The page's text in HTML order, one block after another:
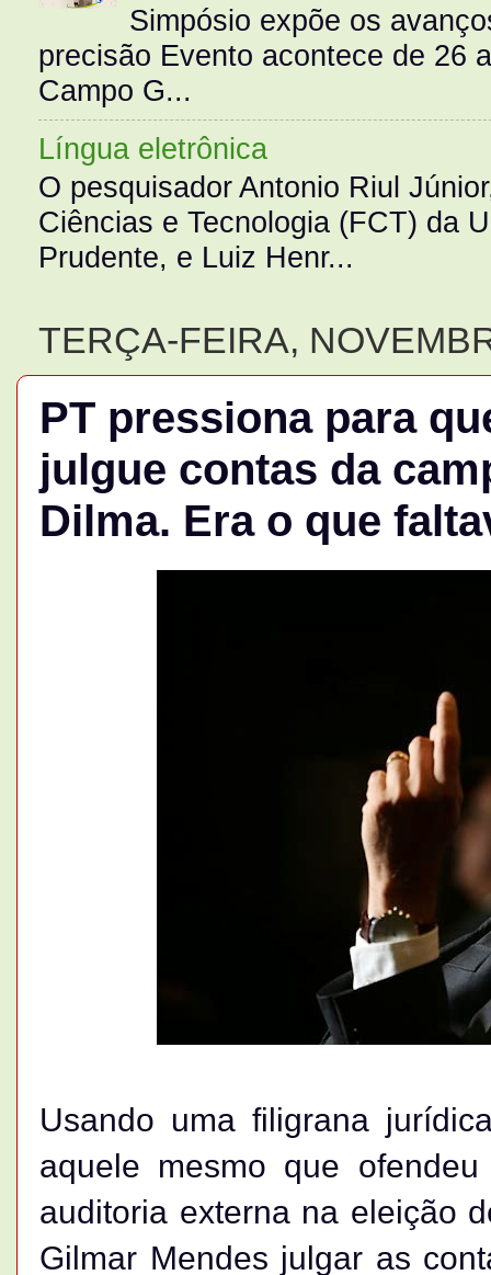
Simpósio expõe os
precisão Evento acontece de 26
Campo G...
Língua eletrônica
O pesquisador Antonio Riul
Ciências e Tecnologia (FCT) da
Prudente, e Luiz Henr...
TERÇA-FEIRA,
PT pressiona para
julgue contas da
Dilma. Era o que
Usando uma filigrana
aquele mesmo que
auditoria externa na eleição
Gilmar Mendes julgar as